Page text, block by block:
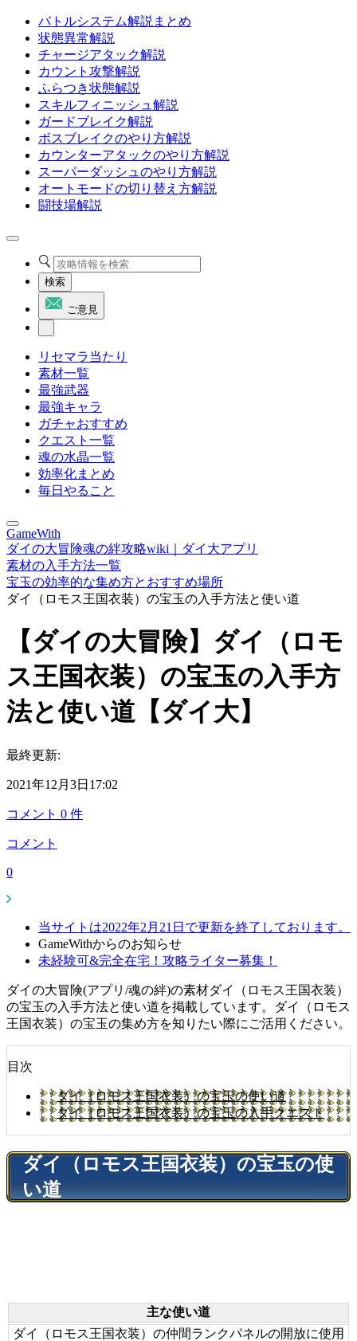
バトルシステム解説まとめ
状態異常解説
チャージアタック解説
カウント攻撃解説
ふらつき状態解説
スキルフィニッシュ解説
ガードブレイク解説
ボスブレイクのやり方解説
カウンターアタックのやり方解説
スーパーダッシュのやり方解説
オートモードの切り替え方解説
闘技場解説
検索
ご意見
リセマラ当たり
素材一覧
最強武器
最強キャラ
ガチャおすすめ
クエスト一覧
魂の水晶一覧
効率化まとめ
毎日やること
GameWith
ダイの大冒険魂の絆攻略wiki｜ダイ大アプリ
素材の入手方法一覧
宝玉の効率的な集め方とおすすめ場所
ダイ（ロモス王国衣装）の宝玉の入手方法と使い道
【ダイの大冒険】ダイ（ロモ
ス王国衣装）の宝玉の入手方
法と使い道【ダイ大】
最終更新:
2021年12月3日17:02
コメント 0 件
コメント
0
当サイトは2022年2月21日で更新を終了しております。
GameWithからのお知らせ
未経験可&完全在宅！攻略ライター募集！
ダイの大冒険(アプリ/魂の絆)の素材ダイ（ロモス王国衣装）
の宝玉の入手方法と使い道を掲載しています。ダイ（ロモス
王国衣装）の宝玉の集め方を知りたい際にご活用ください。
目次
ダイ（ロモス王国衣装）の宝玉の使い道
ダイ（ロモス王国衣装）の宝玉の入手クエスト
ダイ（ロモス王国衣装）の宝玉の使
い道
主な使い道
ダイ（ロモス王国衣装）の仲間ランクパネルの開放に使用